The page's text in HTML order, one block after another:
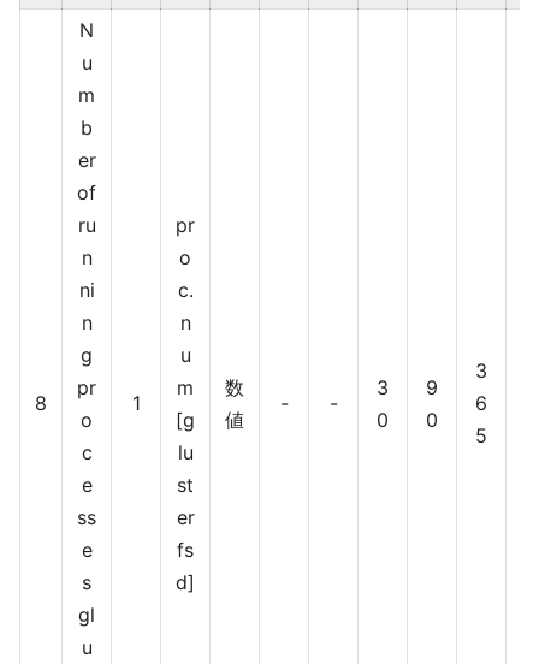
8
N
u
m
b
er
of
ru
n
ni
n
g
pr
o
c
e
ss
e
s
gl
u
1
pr
o
c.
n
u
m
[g
lu
st
er
fs
d]
数
値
- -
3
0
9
0
3
6
5